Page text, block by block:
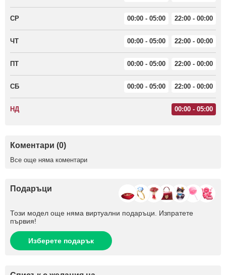
СР 00:00 - 05:00 22:00 - 00:00
ЧТ 00:00 - 05:00 22:00 - 00:00
ПТ 00:00 - 05:00 22:00 - 00:00
СБ 00:00 - 05:00 22:00 - 00:00
НД 00:00 - 05:00
Коментари (0)
Все още няма коментари
Подаръци
Този модел още няма виртуални подаръци. Изпратете
първия!
Изберете подарък